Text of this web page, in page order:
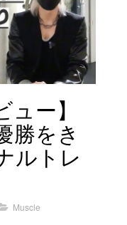
ュー】
勝をき
ルトレ
Muscle